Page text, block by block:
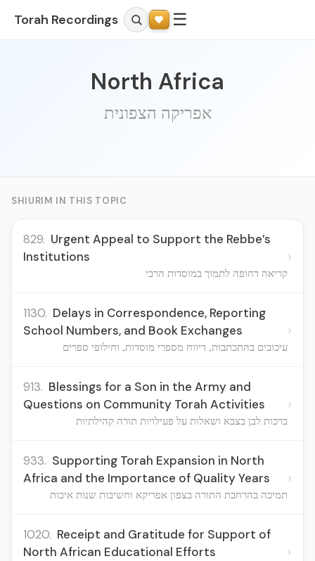
Torah Recordings ☰
North Africa
אפריקה הצפונית
SHIURIM IN THIS TOPIC
829. Urgent Appeal to Support the Rebbe’s
Institutions
קריאה דחופה לתמוך במוסדות הרבי
›
1130. Delays in Correspondence, Reporting
School Numbers, and Book Exchanges
עיכובים בהתכתבות, דיווח מספרי מוסדות, וחילופי ספרים
›
913. Blessings for a Son in the Army and
Questions on Community Torah Activities
ברכות לבן בצבא ושאלות על פעילויות תורה קהילתיות
›
933. Supporting Torah Expansion in North
Africa and the Importance of Quality Years
תמיכה בהרחבת התורה בצפון אפריקא וחשיבות שנות איכות
›
1020. Receipt and Gratitude for Support of
North African Educational Efforts
›